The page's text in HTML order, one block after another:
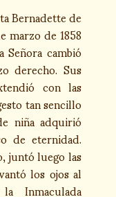
Bernadette de
de 1858
cambió
derecho. Sus
con las
tan sencillo
niña adquirió
de eternidad.
juntó luego las
los ojos al